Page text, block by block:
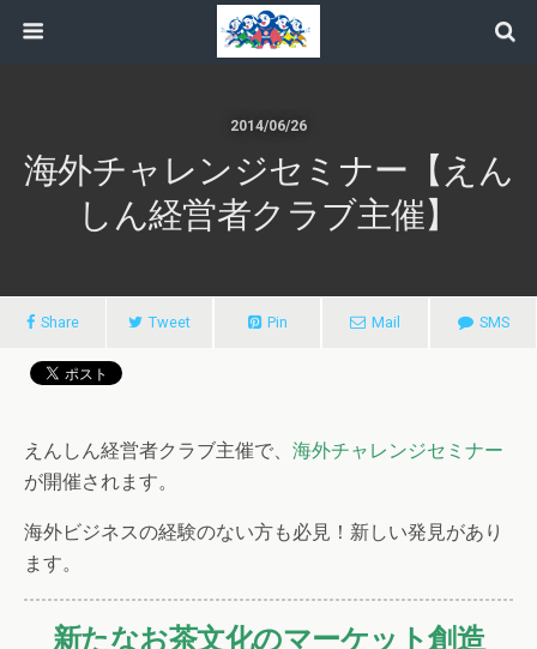
2014/06/26
海外チャレンジセミナー【えん
しん経営者クラブ主催】
Share Tweet Pin Mail SMS
えんしん経営者クラブ主催で、 海外チャレンジセミナー
が開催されます。
海外ビジネスの経験のない方も必見！新しい発見があり
ます。
新たなお茶文化のマーケット創造